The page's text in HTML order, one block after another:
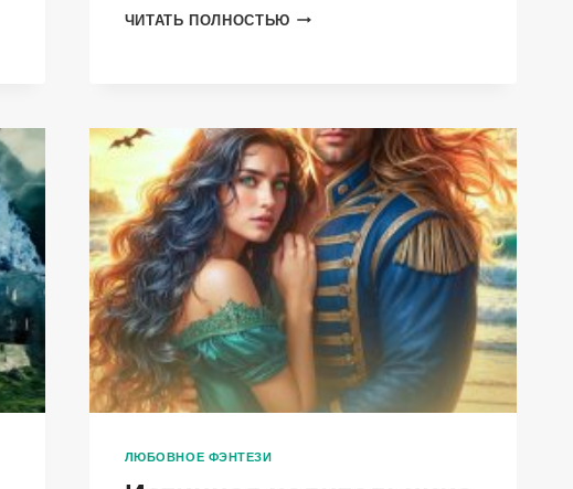
ЧИТАТЬ ПОЛНОСТЬЮ ЛЕДИ-
ЛЮБОВНОЕ ФЭНТЕЗИ